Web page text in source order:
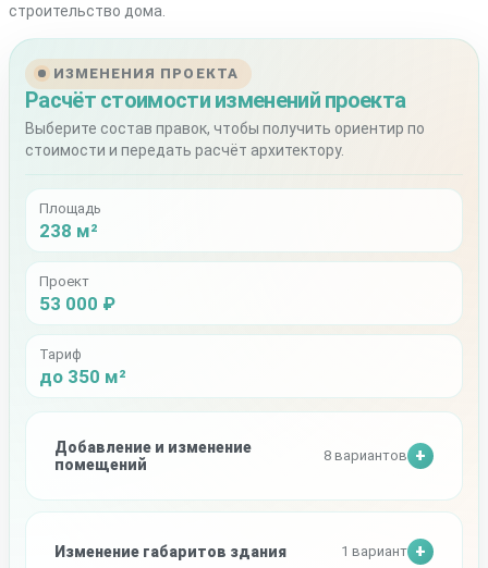
строительство дома.
ИЗМЕНЕНИЯ ПРОЕКТА
Расчёт стоимости изменений проекта
Выберите состав правок, чтобы получить ориентир по
стоимости и передать расчёт архитектору.
Площадь
238 м²
Проект
53 000 ₽
Тариф
до 350 м²
Добавление и изменение
помещений
8 вариантов
Изменение габаритов здания 1 вариант